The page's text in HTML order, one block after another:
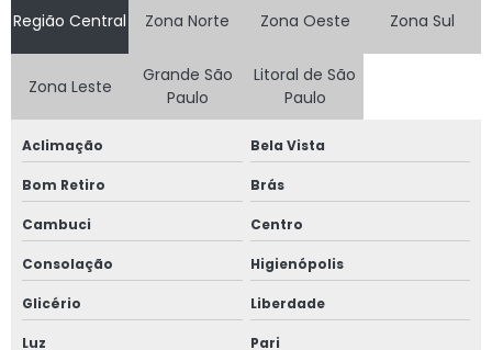
Janela acústica sobrepor
Janela acústica sobreposta
Janela acústica vidro duplo
Janela acústica vidro triplo
Janela com alto padrão acústico
Região Central Zona Norte Zona Oeste Zona Sul
Zona Leste
Grande São
Paulo
Litoral de São
Paulo
Aclimação Bela Vista
Bom Retiro Brás
Cambuci Centro
Consolação Higienópolis
Glicério Liberdade
Luz Pari